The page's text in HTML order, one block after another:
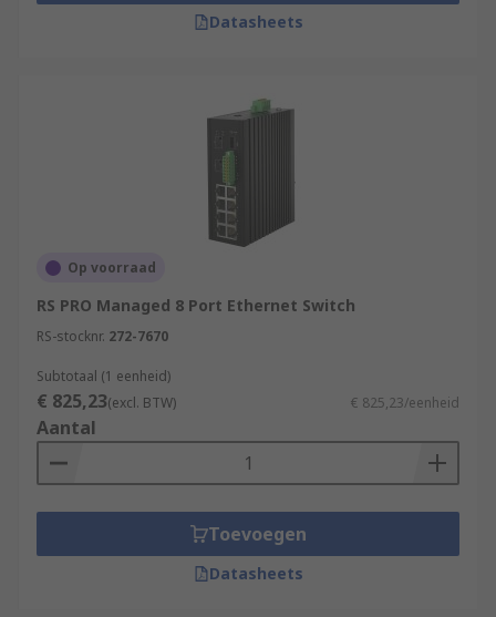
Datasheets
Op voorraad
RS PRO Managed 8 Port Ethernet Switch
RS-stocknr. 272-7670
Subtotaal (1 eenheid)
€ 825,23(excl. BTW) € 825,23/eenheid
Aantal
Toevoegen
Datasheets